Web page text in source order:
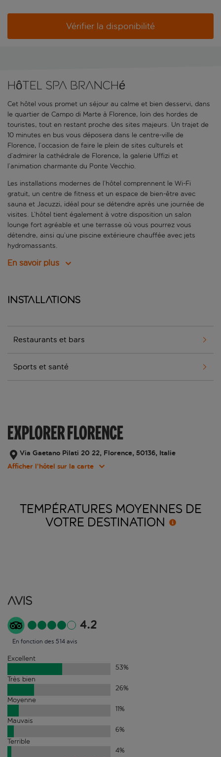
Vérifier la disponibilité
Hôtel spa branché
Cet hôtel vous promet un séjour au calme et bien desservi, dans
le quartier de Campo di Marte à Florence, loin des hordes de
touristes, tout en restant proche des sites majeurs. Un trajet de
10 minutes en bus vous déposera dans le centre-ville de
Florence, l’occasion de faire le plein de sites culturels et
d’admirer la cathédrale de Florence, la galerie Uffizi et
l’animation charmante du Ponte Vecchio.
Les installations modernes de l’hôtel comprennent le Wi-Fi
gratuit, un centre de fitness et un espace de bien-être avec
sauna et Jacuzzi, idéal pour se détendre après une journée de
visites. L’hôtel tient également à votre disposition un salon
lounge fort agréable et une terrasse où vous pourrez vous
détendre, ainsi qu’une piscine extérieure chauffée avec jets
hydromassants.
En savoir plus
Installations
Restaurants et bars
Sports et santé
EXPLORER FLORENCE
Via Gaetano Pilati 20 22, Florence, 50136, Italie
Afficher l’hôtel sur la carte
TEMPÉRATURES MOYENNES DE
VOTRE DESTINATION
Avis
4.2
En fonction des 514 avis
Excellent
53%
Très bien
26%
Moyenne
11%
Mauvais
6%
Terrible
4%